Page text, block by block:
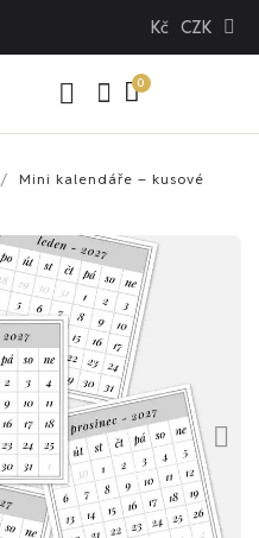
Kč CZK
Mini kalendáře – kusové